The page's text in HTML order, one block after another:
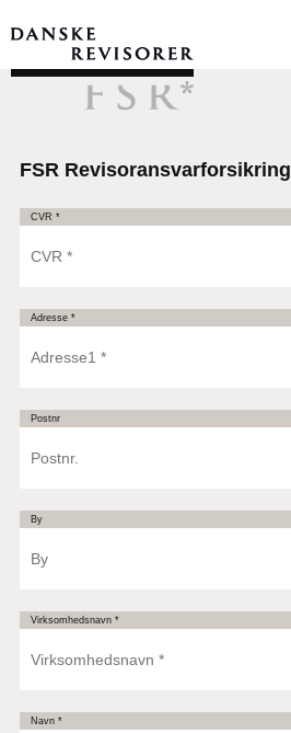
FSR Revisoransvarforsikring
CVR *
Adresse *
Postnr
By
Virksomhedsnavn *
Navn *